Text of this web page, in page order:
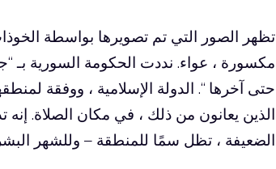
تظهر الصور التي تم تصويرها بواسطة
مكسورة ، عواء. نددت الحكومة السورية بـ
حتى آخرها “. الدولة الإسلامية ، ووفقة
الذين يعانون من ذلك ، في مكان الصلاة. إنه
الضعيفة ، تظل سمًا للمنطقة – وللشهر